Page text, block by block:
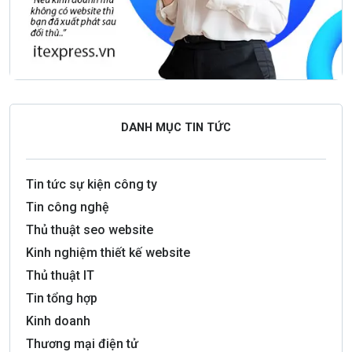
DANH MỤC TIN TỨC
Tin tức sự kiện công ty
Tin công nghệ
Thủ thuật seo website
Kinh nghiệm thiết kế website
Thủ thuật IT
Tin tổng hợp
Kinh doanh
Thương mại điện tử